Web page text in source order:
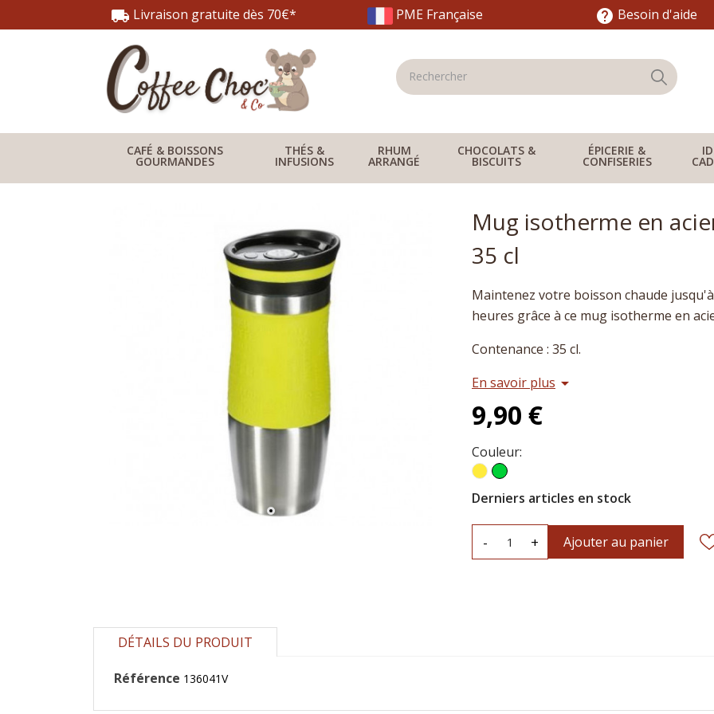
local_shipping Livraison gratuite dès 70€* PME Française help Besoin d'aide
CAFÉ & BOISSONS
GOURMANDES
THÉS &
INFUSIONS
RHUM
ARRANGÉ
CHOCOLATS &
BISCUITS
ÉPICERIE &
CONFISERIES
Mug isotherme en
35 cl
Maintenez votre boisson chaude
heures grâce à ce mug isotherme en
Contenance : 35 cl.
En savoir plus arrow_drop_down
9,90 €
Couleur:
Jaune
Vert
- + Ajouter au panier
Derniers articles en stock
DÉTAILS DU PRODUIT
Référence 136041V